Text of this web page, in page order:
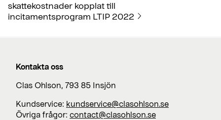
skattekostnader kopplat till
incitamentsprogram LTIP 2022
Kontakta oss
Clas Ohlson, 793 85 Insjön
Kundservice: kundservice@clasohlson.se
Övriga frågor: contact@clasohlson.se